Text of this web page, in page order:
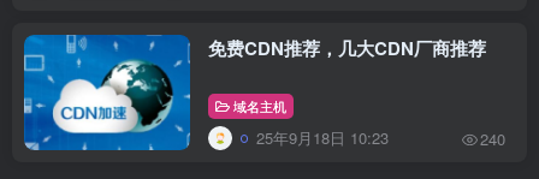
免费CDN推荐，几大CDN厂商推荐
域名主机
25年9月18日 10:23 240